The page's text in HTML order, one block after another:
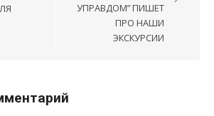
УПРАВДОМ” ПИШЕТ
ПРО НАШИ
ЭКСКУРСИИ